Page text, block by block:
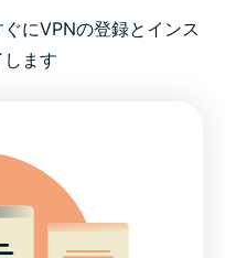
にVPNの登録とインス
します